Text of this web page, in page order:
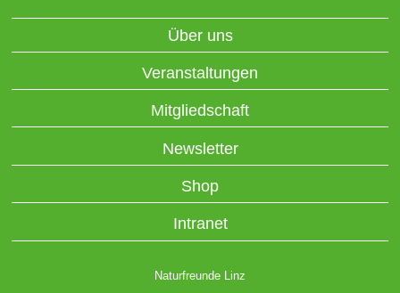
Über uns
Veranstaltungen
Mitgliedschaft
Newsletter
Shop
Intranet
Naturfreunde Linz